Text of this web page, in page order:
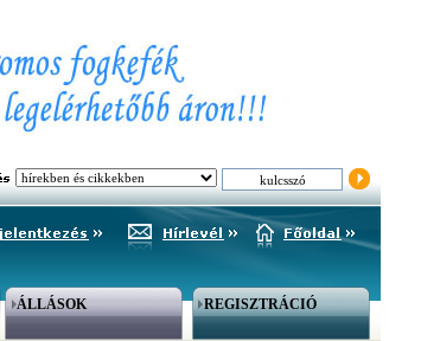
ÁLLÁSOK REGISZTRÁCIÓ